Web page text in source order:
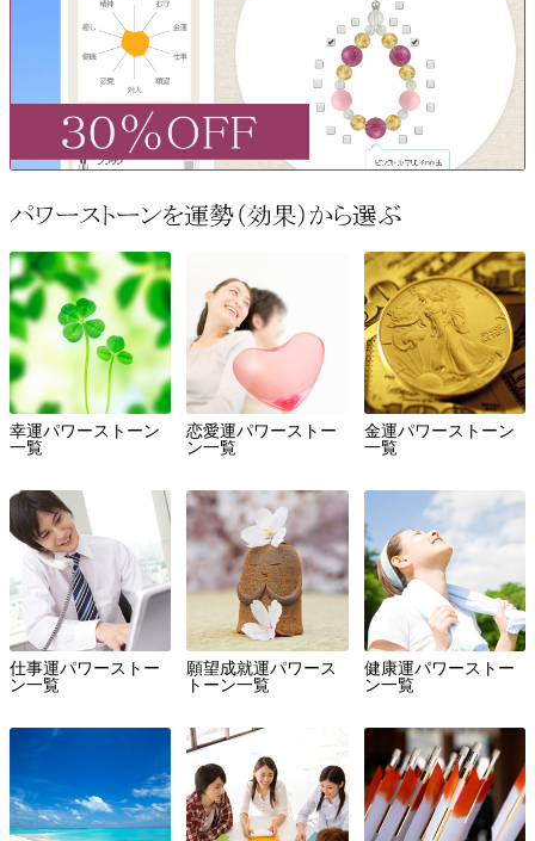
幸運パワーストーン
一覧
恋愛運パワーストー
ン一覧
金運パワーストーン
一覧
仕事運パワーストー
ン一覧
願望成就運パワース
トーン一覧
健康運パワーストー
ン一覧